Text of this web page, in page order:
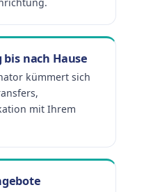
nach Hause
kümmert sich
mit Ihrem